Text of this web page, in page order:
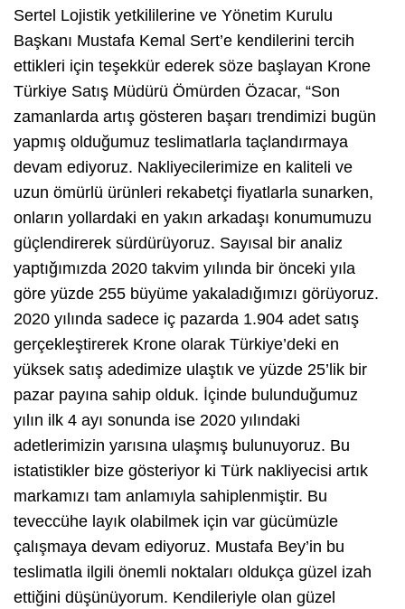
Sertel Lojistik yetkililerine ve Yönetim Kurulu
Başkanı Mustafa Kemal Sert’e kendilerini tercih
ettikleri için teşekkür ederek söze başlayan Krone
Türkiye Satış Müdürü Ömürden Özacar, “Son
zamanlarda artış gösteren başarı trendimizi bugün
yapmış olduğumuz teslimatlarla taçlandırmaya
devam ediyoruz. Nakliyecilerimize en kaliteli ve
uzun ömürlü ürünleri rekabetçi fiyatlarla sunarken,
onların yollardaki en yakın arkadaşı konumumuzu
güçlendirerek sürdürüyoruz. Sayısal bir analiz
yaptığımızda 2020 takvim yılında bir önceki yıla
göre yüzde 255 büyüme yakaladığımızı görüyoruz.
2020 yılında sadece iç pazarda 1.904 adet satış
gerçekleştirerek Krone olarak Türkiye’deki en
yüksek satış adedimize ulaştık ve yüzde 25’lik bir
pazar payına sahip olduk. İçinde bulunduğumuz
yılın ilk 4 ayı sonunda ise 2020 yılındaki
adetlerimizin yarısına ulaşmış bulunuyoruz. Bu
istatistikler bize gösteriyor ki Türk nakliyecisi artık
markamızı tam anlamıyla sahiplenmiştir. Bu
teveccühe layık olabilmek için var gücümüzle
çalışmaya devam ediyoruz. Mustafa Bey’in bu
teslimatla ilgili önemli noktaları oldukça güzel izah
ettiğini düşünüyorum. Kendileriyle olan güzel